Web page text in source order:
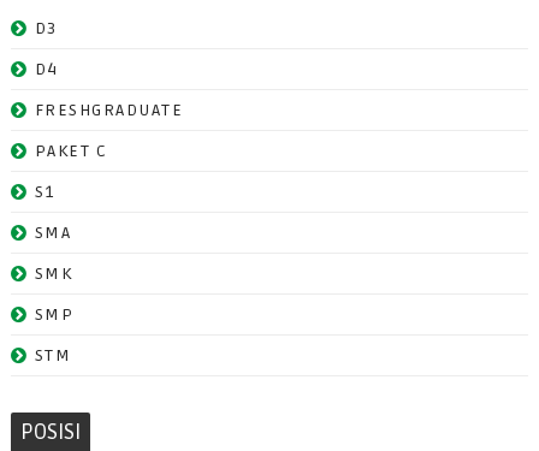
D3
D4
FRESHGRADUATE
PAKET C
S1
SMA
SMK
SMP
STM
POSISI